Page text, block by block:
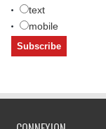
text
mobile